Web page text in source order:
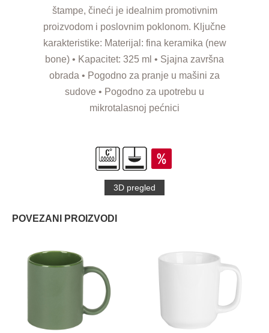
štampe, čineći je idealnim promotivnim
proizvodom i poslovnim poklonom. Ključne
karakteristike: Materijal: fina keramika (new
bone) • Kapacitet: 325 ml • Sjajna završna
obrada • Pogodno za pranje u mašini za
sudove • Pogodno za upotrebu u
mikrotalasnoj pećnici
3D pregled
POVEZANI PROIZVODI